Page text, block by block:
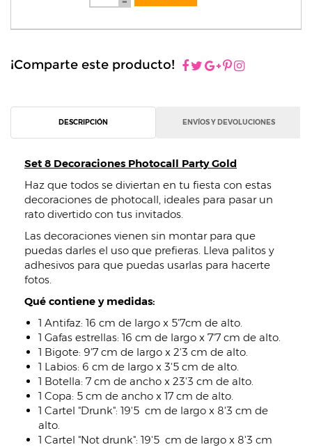
¡Comparte este producto!
DESCRIPCIÓN ENVÍOS Y DEVOLUCIONES
Set 8 Decoraciones Photocall Party Gold
Haz que todos se diviertan en tu fiesta con estas
decoraciones de photocall, ideales para pasar un
rato divertido con tus invitados.
Las decoraciones vienen sin montar para que
puedas darles el uso que prefieras. Lleva palitos y
adhesivos para que puedas usarlas para hacerte
fotos.
Qué contiene y medidas:
1 Antifaz: 16 cm de largo x 5'7cm de alto.
1 Gafas estrellas: 16 cm de largo x 7'7 cm de alto.
1 Bigote: 9'7 cm de largo x 2'3 cm de alto.
1 Labios: 6 cm de largo x 3'5 cm de alto.
1 Botella: 7 cm de ancho x 23'3 cm de alto.
1 Copa: 5 cm de ancho x 17 cm de alto.
1 Cartel "Drunk": 19'5 cm de largo x 8'3 cm de
alto.
1 Cartel "Not drunk": 19'5 cm de largo x 8'3 cm